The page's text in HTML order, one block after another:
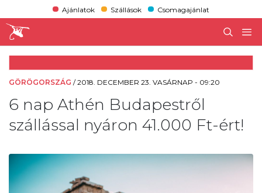
Ajánlatok Szállások Csomagajánlat
GÖRÖGORSZÁG /2018. DECEMBER 23. VASÁRNAP - 09:20
6 nap Athén Budapestről
szállással nyáron 41.000 Ft-ért!